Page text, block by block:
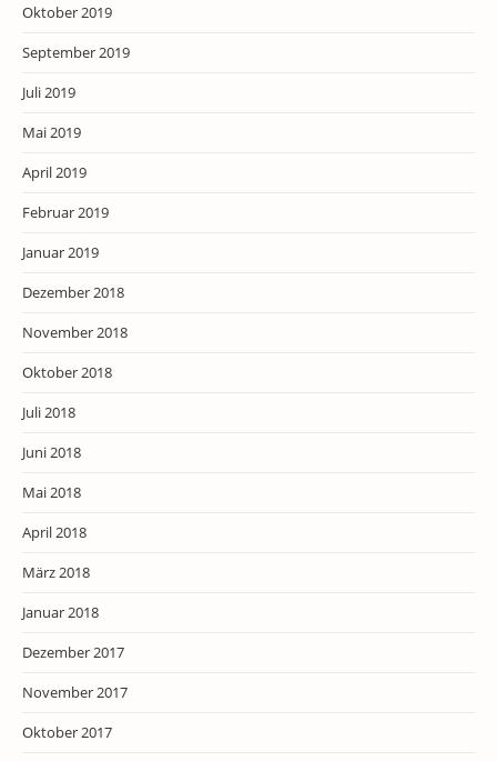
Oktober 2019
September 2019
Juli 2019
Mai 2019
April 2019
Februar 2019
Januar 2019
Dezember 2018
November 2018
Oktober 2018
Juli 2018
Juni 2018
Mai 2018
April 2018
März 2018
Januar 2018
Dezember 2017
November 2017
Oktober 2017